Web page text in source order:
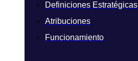
Definiciones Estratégicas
Atribuciones
Funcionamiento